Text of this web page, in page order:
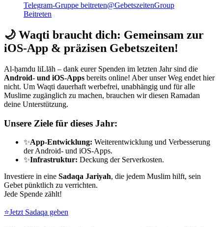
Telegram-Gruppe beitreten@GebetszeitenGroup
Beitreten
🌙 Waqti braucht dich: Gemeinsam zur
iOS-App & präzisen Gebetszeiten!
Al-ḥamdu liLlāh – dank eurer Spenden im letzten Jahr sind die
Android- und iOS-Apps bereits online! Aber unser Weg endet hier
nicht. Um Waqti dauerhaft werbefrei, unabhängig und für alle
Muslime zugänglich zu machen, brauchen wir diesen Ramadan
deine Unterstützung.
Unsere Ziele für dieses Jahr:
✨App-Entwicklung: Weiterentwicklung und Verbesserung
der Android- und iOS-Apps.
✨Infrastruktur: Deckung der Serverkosten.
Investiere in eine Sadaqa Jariyah, die jedem Muslim hilft, sein
Gebet pünktlich zu verrichten.
Jede Spende zählt!
⭐Jetzt Sadaqa geben